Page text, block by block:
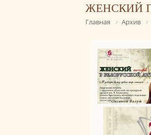
ЖЕНСКИЙ
Главная Архив